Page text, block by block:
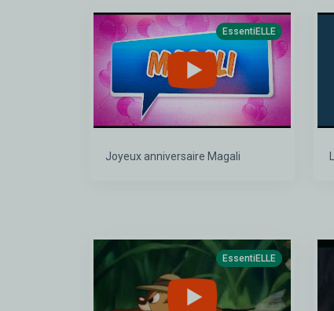
EssentiELLE
Joyeux anniversaire Magali
EssentiELLE